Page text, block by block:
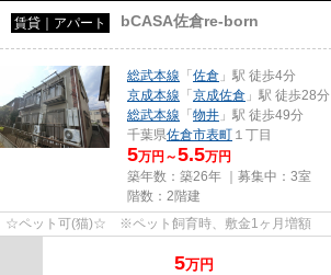
賃貸｜アパート bCASA佐倉re-born
総武本線 「佐倉 」駅 徒歩4分
京成本線 「京成佐倉 」駅 徒歩28分
総武本線 「物井 」駅 徒歩49分
千葉県佐倉市表町 １丁目
5万円～5.5万円
築年数：築26年 ｜募集中： 3室
階数：2階建
☆ペット可(猫)☆ ※ペット飼育時、敷金1ヶ月増額
5万円